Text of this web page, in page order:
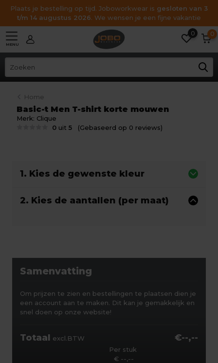
Plaats je bestelling op tijd. Joboworkwear is gesloten van 3
t/m 14 augustus 2026. We wensen je een fijne vakantie
MENU
0 0
Home
Basic-t Men T-shirt korte mouwen
Merk: Clique
0 uit5 (Gebaseerd op 0 reviews)
1. Kies de gewenste kleur
2. Kies de aantallen (per maat)
Samenvatting
Om prijzen te zien en bestellingen te plaatsen dien je
een account aan te maken. Dit kan je gemakkelijk en
snel doen op onze website!
Totaal excl.BTW €--,--
Per stuk
€ --,--